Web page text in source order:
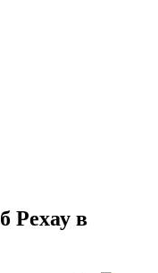
Рехау в